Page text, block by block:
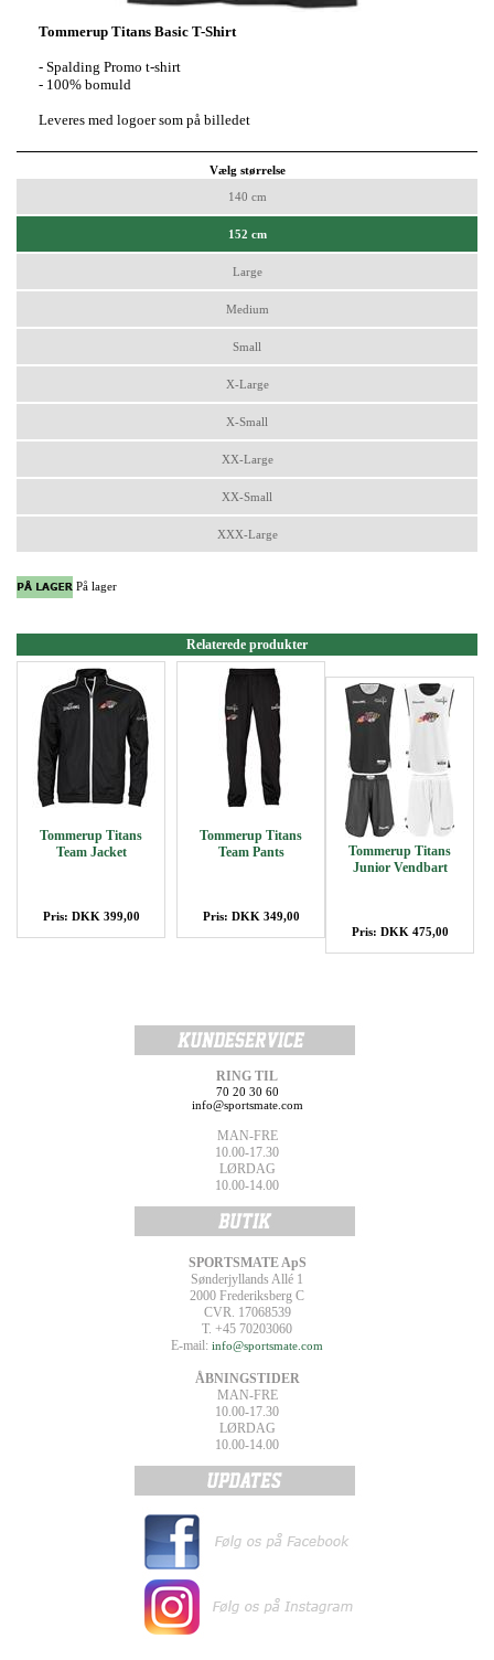
Tommerup Titans Basic T-Shirt
- Spalding Promo t-shirt
- 100% bomuld
Leveres med logoer som på billedet
Vælg størrelse
140 cm
152 cm
Large
Medium
Small
X-Large
X-Small
XX-Large
XX-Small
XXX-Large
På lager
Relaterede produkter
Tommerup Titans
Team Jacket
Pris: DKK 399,00
Tommerup Titans
Team Pants
Pris: DKK 349,00
Tommerup Titans
Junior Vendbart
Pris: DKK 475,00
RING TIL
70 20 30 60
info@sportsmate.com
MAN-FRE
10.00-17.30
LØRDAG
10.00-14.00
SPORTSMATE ApS
Sønderjyllands Allé 1
2000 Frederiksberg C
CVR. 17068539
T. +45 70203060
E-mail: info@sportsmate.com
ÅBNINGSTIDER
MAN-FRE
10.00-17.30
LØRDAG
10.00-14.00